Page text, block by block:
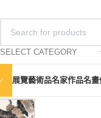
SELECT CATEGORY
展覽藝術品名家作品名畫